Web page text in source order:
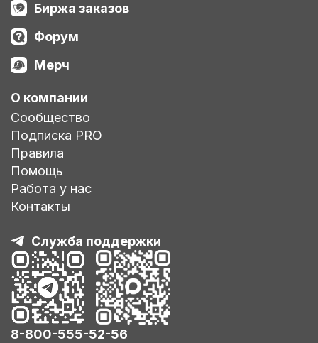
Биржа заказов
Форум
Мерч
О компании
Сообщество
Подписка PRO
Правила
Помощь
Работа у нас
Контакты
Служба поддержки
8-800-555-52-56